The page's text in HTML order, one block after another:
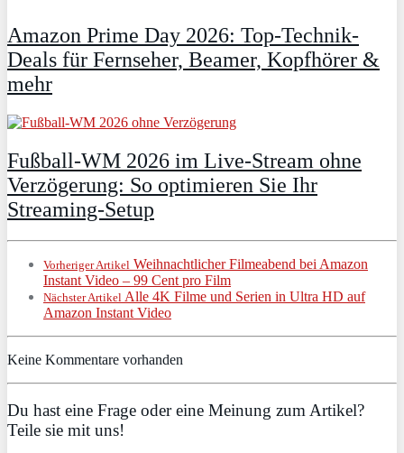
Amazon Prime Day 2026: Top-Technik-
Deals für Fernseher, Beamer, Kopfhörer &
mehr
Fußball-WM 2026 im Live-Stream ohne
Verzögerung: So optimieren Sie Ihr
Streaming-Setup
Vorheriger Artikel Weihnachtlicher Filmeabend bei Amazon
Instant Video – 99 Cent pro Film
Nächster Artikel Alle 4K Filme und Serien in Ultra HD auf
Amazon Instant Video
Keine Kommentare vorhanden
Du hast eine Frage oder eine Meinung zum Artikel?
Teile sie mit uns!